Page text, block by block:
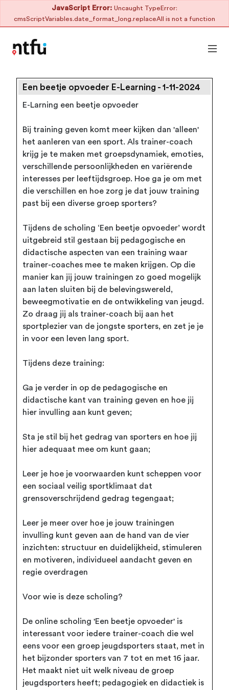
JavaScript Error: Uncaught TypeError:
cmsScriptVariables.date_format_long.replaceAll is not a function
Een beetje opvoeder E-Learning - 1-11-2024
E-Larning een beetje opvoeder
Bij training geven komt meer kijken dan 'alleen'
het aanleren van een sport. Als trainer-coach
krijg je te maken met groepsdynamiek, emoties,
verschillende persoonlijkheden en variërende
interesses per leeftijdsgroep. Hoe ga je om met
die verschillen en hoe zorg je dat jouw training
past bij een diverse groep sporters?
Tijdens de scholing ‘Een beetje opvoeder’ wordt
uitgebreid stil gestaan bij pedagogische en
didactische aspecten van een training waar
trainer-coaches mee te maken krijgen. Op die
manier kan jij jouw trainingen zo goed mogelijk
aan laten sluiten bij de belevingswereld,
beweegmotivatie en de ontwikkeling van jeugd.
Zo draag jij als trainer-coach bij aan het
sportplezier van de jongste sporters, en zet je je
in voor een leven lang sport.
Tijdens deze training:
Ga je verder in op de pedagogische en
didactische kant van training geven en hoe jij
hier invulling aan kunt geven;
Sta je stil bij het gedrag van sporters en hoe jij
hier adequaat mee om kunt gaan;
Leer je hoe je voorwaarden kunt scheppen voor
een sociaal veilig sportklimaat dat
grensoverschrijdend gedrag tegengaat;
Leer je meer over hoe je jouw trainingen
invulling kunt geven aan de hand van de vier
inzichten: structuur en duidelijkheid, stimuleren
en motiveren, individueel aandacht geven en
regie overdragen
Voor wie is deze scholing?
De online scholing 'Een beetje opvoeder' is
interessant voor iedere trainer-coach die wel
eens voor een groep jeugdsporters staat, met in
het bijzonder sporters van 7 tot en met 16 jaar.
Het maakt niet uit welk niveau de groep
jeugdsporters heeft; pedagogiek en didactiek is